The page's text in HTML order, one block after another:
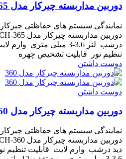
دوربین مداربسته چیرکار مدل 365
نمایندگی سیستم های حفاظتی چیرکار
درشب لنز 3.6-3 میلی
تنظیم نور قابلیت تشخیص چهره
دوست داشتن
دوست داشتن
دوربین مداربسته چیرکار مدل 360
نمایندگی سیستم های حفاظتی چیرکار
دید درشب وارم لایت قابلیت تنظیم